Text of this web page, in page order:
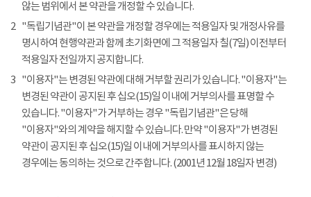
않는 범위에서 본 약관을 개정할 수 있습니다.
2 "독립기념관"이 본 약관을 개정할 경우에는 적용일자 및 개정사유를
명시하여 현행약관과 함께 초기화면에 그 적용일자 칠(7일) 이전부터
적용일자 전일까지 공지합니다.
3 "이용자"는 변경된 약관에 대해 거부할 권리가 있습니다. "이용자"는
변경된 약관이 공지된 후 십오(15)일 이내에 거부의사를 표명할 수
있습니다. "이용자"가 거부하는 경우 "독립기념관"은 당해
"이용자"와의 계약을 해지할 수 있습니다. 만약 "이용자"가 변경된
약관이 공지된 후 십오(15)일 이내에 거부의사를 표시하지 않는
경우에는 동의하는 것으로 간주합니다. (2001년 12월 18일자 변경)